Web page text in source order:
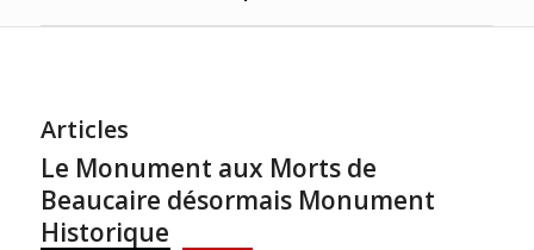
Articles
Le Monument aux Morts de
Beaucaire désormais Monument
Historique